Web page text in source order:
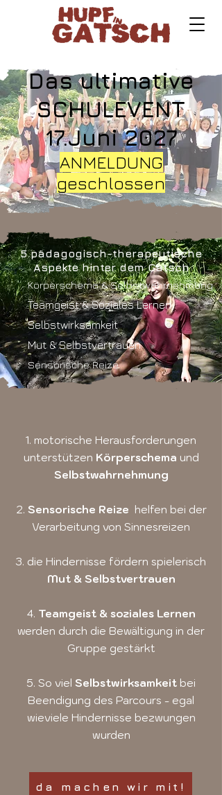
Das ultimative
SCHULEVENT
17.Juni 2027
ANMELDUNG
geschlossen
5 pädagogisch-therapeutische
Aspekte hinter dem Gatsch
Körperschema & Selbstwahrnehmung
Teamgeist & Soziales Lernen
Selbstwirksamkeit
Mut & Selbstvertrauen
Sensorische Reize
1. motorische Herausforderungen
unterstützen Körperschema und
Selbstwahrnehmung
2. Sensorische Reize helfen bei der
Verarbeitung von Sinnesreizen
3. die Hindernisse fördern spielerisch
Mut & Selbstvertrauen
4. Teamgeist & soziales Lernen
werden durch die Bewältigung in der
Gruppe gestärkt
5. So viel Selbstwirksamkeit bei
Beendigung des Parcours - egal
wieviele Hindernisse bezwungen
wurden
da machen wir mit!